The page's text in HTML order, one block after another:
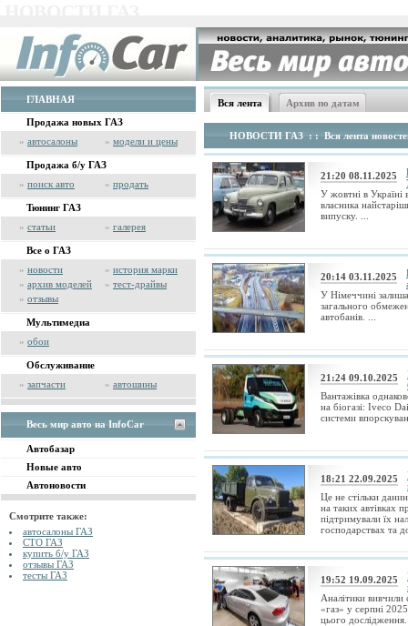
ГЛАВНАЯ
Продажа новых ГАЗ
» автосалоны » модели и цены
Продажа б/у ГАЗ
» поиск авто » продать
Тюнинг ГАЗ
» статьи » галерея
Все о ГАЗ
» новости » история марки
» архив моделей » тест-драйвы
» отзывы
Мультимедиа
» обои
Обслуживание
» запчасти » автошины
Весь мир авто на InfoCar
Автобазар
Новые авто
Автоновости
Смотрите также:
автосалоны ГАЗ
СТО ГАЗ
купить б/у ГАЗ
отзывы ГАЗ
тесты ГАЗ
Вся лента Архив по датам
НОВОСТИ ГАЗ : : Вся лента
21:20 08.11.2025
У жовтні в Україні
власника
випуску. ...
20:14 03.11.2025
У Німеччині
загального
автобанів. ...
21:24 09.10.2025
Вантажівка
на біогазі: Iveco
системи
18:21 22.09.2025
Це не стільки
на таких автівках
підтримували їх
господарствах та
19:52 19.09.2025
Аналітики вивчили
«газ» у серпні
цього